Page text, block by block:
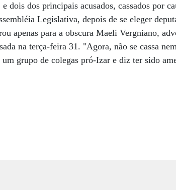
dois dos principais acusados, cassados por
Legislativa, depois de se eleger
apenas para a obscura Maeli Vergniano,
na terça-feira 31. "Agora, não se cassa
um grupo de colegas pró-Izar e diz ter sido